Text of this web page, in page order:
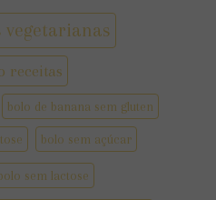
receitas
bolo de banana sem gluten
bolo sem açúcar
sem lactose